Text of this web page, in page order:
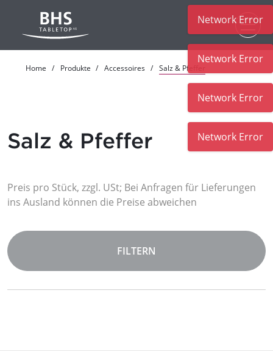
Home Produkte Accessoires Salz & Pfeffer
Salz & Pfeffer
Preis pro Stück, zzgl. USt; Bei Anfragen für Lieferungen
ins Ausland können die Preise abweichen
FILTERN
Network Error
Network Error
Network Error
Network Error